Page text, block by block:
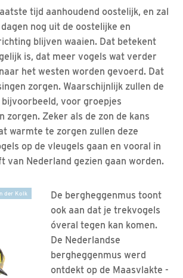
tijd aanhoudend oostelijk, en zal
nog uit de oostelijke en
blijven waaien. Dat betekent
is, dat meer vogels wat verder
het westen worden gevoerd. Dat
zorgen. Waarschijnlijk zullen de
bijvoorbeeld, voor groepjes
zorgen. Zeker als de zon de kans
warmte te zorgen zullen deze
op de vleugels gaan en vooral in
van Nederland gezien gaan worden.
der Kolk
De bergheggenmus toont
ook aan dat je trekvogels
óveral tegen kan komen.
De Nederlandse
bergheggenmus werd
ontdekt op de Maasvlakte -